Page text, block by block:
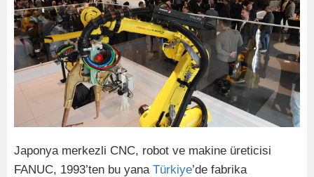
Japonya merkezli CNC, robot ve makine üreticisi
FANUC, 1993’ten bu yana Türkiye’de fabrika